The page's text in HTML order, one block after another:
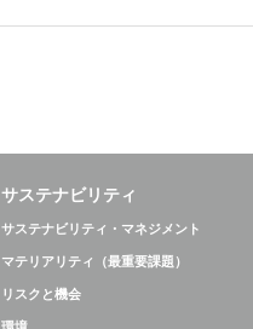
サステナビリティ
サステナビリティ・マネジメント
マテリアリティ（最重要課題）
リスクと機会